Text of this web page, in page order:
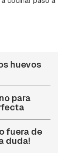
huevos
para
fuera de
duda!